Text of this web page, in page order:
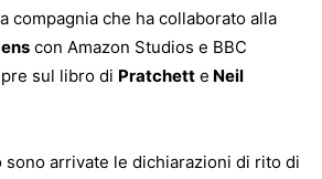
compagnia che ha collaborato alla
con Amazon Studios e BBC
sul libro di Pratchett e Neil
sono arrivate le dichiarazioni di rito di